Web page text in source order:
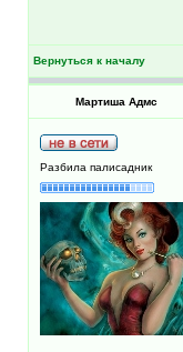
Вернуться к началу
Мартиша Адмс
Разбила палисадник